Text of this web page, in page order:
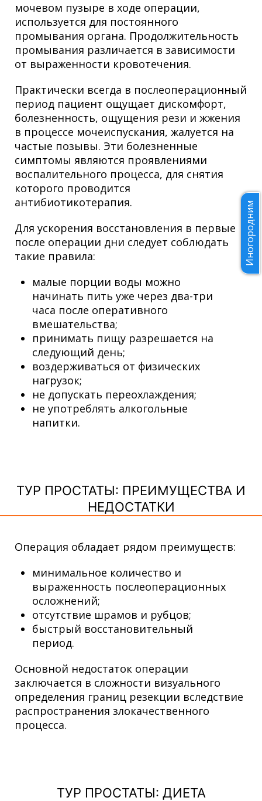
мочевом пузыре в ходе операции,
используется для постоянного
промывания органа. Продолжительность
промывания различается в зависимости
от выраженности кровотечения.
Практически всегда в послеоперационный
период пациент ощущает дискомфорт,
болезненность, ощущения рези и жжения
в процессе мочеиспускания, жалуется на
частые позывы. Эти болезненные
симптомы являются проявлениями
воспалительного процесса, для снятия
которого проводится
антибиотикотерапия.
Для ускорения восстановления в первые
после операции дни следует соблюдать
такие правила:
малые порции воды можно
начинать пить уже через два-три
часа после оперативного
вмешательства;
принимать пищу разрешается на
следующий день;
воздерживаться от физических
нагрузок;
не допускать переохлаждения;
не употреблять алкогольные
напитки.
ТУР ПРОСТАТЫ: ПРЕИМУЩЕСТВА И
НЕДОСТАТКИ
Операция обладает рядом преимуществ:
минимальное количество и
выраженность послеоперационных
осложнений;
отсутствие шрамов и рубцов;
быстрый восстановительный
период.
Основной недостаток операции
заключается в сложности визуального
определения границ резекции вследствие
распространения злокачественного
процесса.
ТУР ПРОСТАТЫ: ДИЕТА
Иногородним